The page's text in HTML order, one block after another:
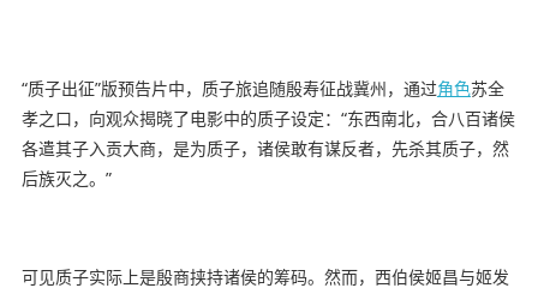
“质子出征”版预告片中，质子旅追随殷寿征战冀州，通过角色苏全
孝之口，向观众揭晓了电影中的质子设定：“东西南北，合八百诸侯
各遣其子入贡大商，是为质子，诸侯敢有谋反者，先杀其质子，然
后族灭之。”
可见质子实际上是殷商挟持诸侯的筹码。然而，西伯侯姬昌与姬发